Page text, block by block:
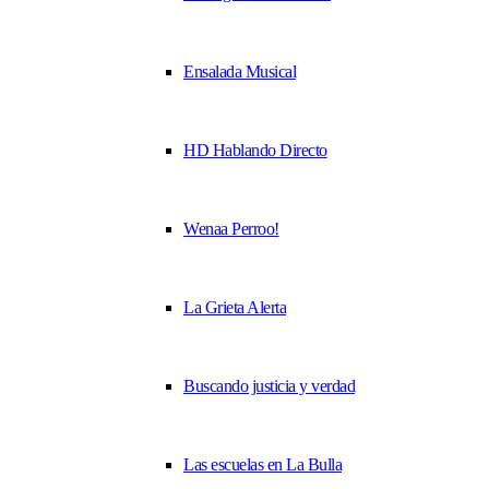
Ensalada Musical
HD Hablando Directo
Wenaa Perroo!
La Grieta Alerta
Buscando justicia y verdad
Las escuelas en La Bulla